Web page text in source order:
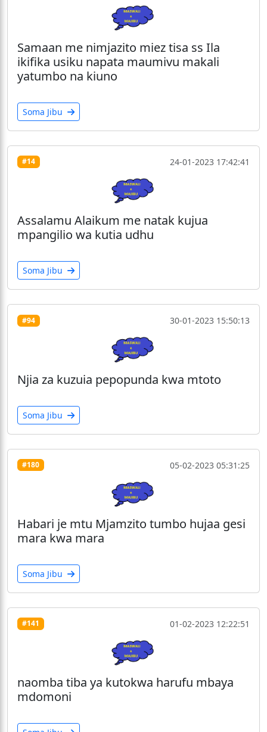
Samaan me nimjazito miez tisa ss Ila
ikifika usiku napata maumivu makali
yatumbo na kiuno
Soma Jibu
#14 24-01-2023 17:42:41
Assalamu Alaikum me natak kujua
mpangilio wa kutia udhu
Soma Jibu
#94 30-01-2023 15:50:13
Njia za kuzuia pepopunda kwa mtoto
Soma Jibu
#180 05-02-2023 05:31:25
Habari je mtu Mjamzito tumbo hujaa gesi
mara kwa mara
Soma Jibu
#141 01-02-2023 12:22:51
naomba tiba ya kutokwa harufu mbaya
mdomoni